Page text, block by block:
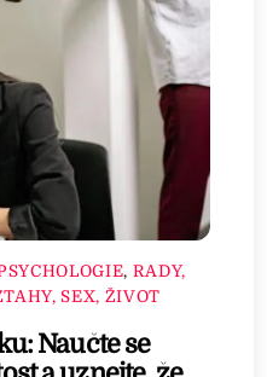
, RADY,
SEX, ŽIVOT
Naučte se